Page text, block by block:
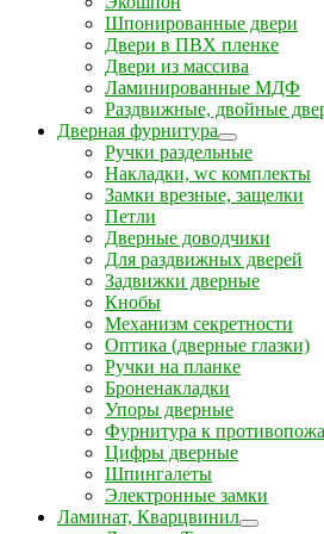
Шпонированные двери
Двери в ПВХ пленке
Двери из массива
Ламинированные МДФ
Раздвижные, двойные
Дверная фурнитура
Ручки раздельные
Накладки, wc комплекты
Замки врезные, защелки
Петли
Дверные доводчики
Для раздвижных дверей
Задвижки дверные
Кнобы
Механизм секретности
Оптика (дверные глазки)
Ручки на планке
Броненакладки
Упоры дверные
Фурнитура к
Цифры дверные
Шпингалеты
Электронные замки
Ламинат, Кварцвинил